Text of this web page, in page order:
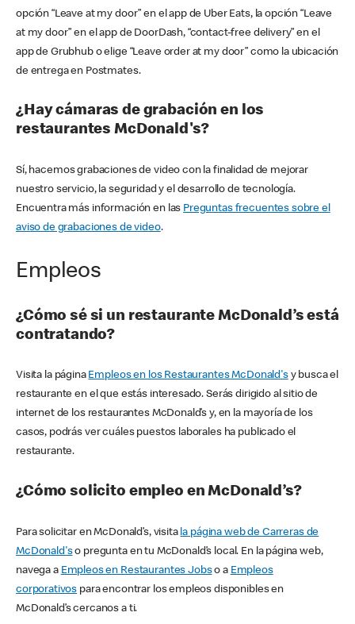
opción “Leave at my door” en el app de Uber Eats, la opción “Leave
at my door” en el app de DoorDash, “contact-free delivery” en el
app de Grubhub o elige “Leave order at my door” como la ubicación
de entrega en Postmates.
¿Hay cámaras de grabación en los
restaurantes McDonald's?
Sí, hacemos grabaciones de video con la finalidad de mejorar
nuestro servicio, la seguridad y el desarrollo de tecnología.
Encuentra más información en las Preguntas frecuentes sobre el
aviso de grabaciones de video.
Empleos
¿Cómo sé si un restaurante McDonald’s está
contratando?
Visita la página Empleos en los Restaurantes McDonald'sy busca el
restaurante en el que estás interesado. Serás dirigido al sitio de
internet de los restaurantes McDonald’s y, en la mayoría de los
casos, podrás ver cuáles puestos laborales ha publicado el
restaurante.
¿Cómo solicito empleo en McDonald’s?
Para solicitar en McDonald’s, visita la página web de Carreras de
McDonald'so pregunta en tu McDonald’s local. En la página web,
navega a Empleos en Restaurantes Jobso a Empleos
corporativos para encontrar los empleos disponibles en
McDonald’s cercanos a ti.